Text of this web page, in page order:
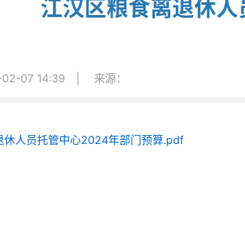
江汉区粮食离退休
07 14:39 来源：
休人员托管中心2024年部门预算.pdf